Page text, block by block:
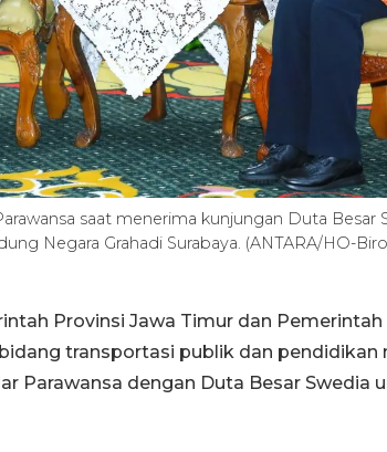
saat menerima kunjungan Duta Besar
Negara Grahadi Surabaya. (ANTARA/HO-
Provinsi Jawa Timur dan Pemerintah
transportasi publik dan pendidikan
Parawansa dengan Duta Besar Swedia